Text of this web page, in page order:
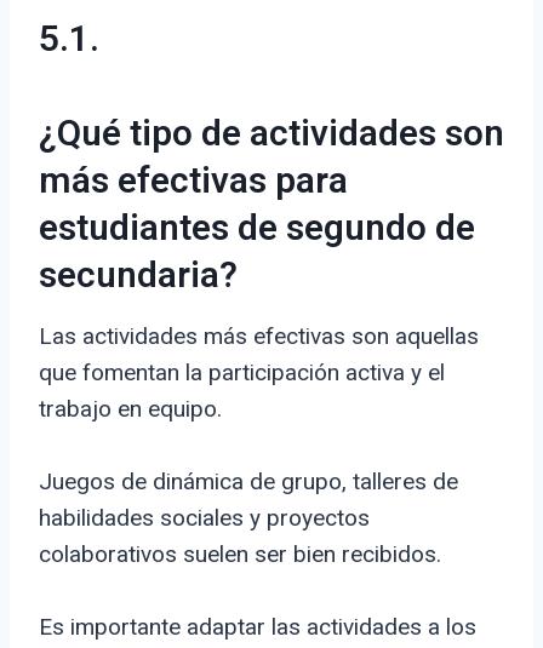
5.1.
¿Qué tipo de actividades son
más efectivas para
estudiantes de segundo de
secundaria?
Las actividades más efectivas son aquellas
que fomentan la participación activa y el
trabajo en equipo.
Juegos de dinámica de grupo, talleres de
habilidades sociales y proyectos
colaborativos suelen ser bien recibidos.
Es importante adaptar las actividades a los